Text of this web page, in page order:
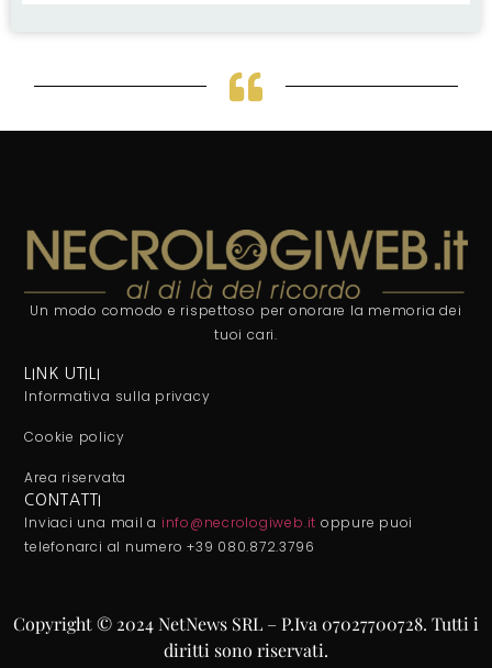
Un modo comodo e rispettoso per onorare la memoria dei
tuoi cari.
LINK UTILI
Informativa sulla privacy
Cookie policy
Area riservata
CONTATTI
Inviaci una mail a info@necrologiweb.it oppure puoi
telefonarci al numero +39 080.872.3796
Copyright © 2024 NetNews SRL – P.Iva 07027700728. Tutti i
diritti sono riservati.